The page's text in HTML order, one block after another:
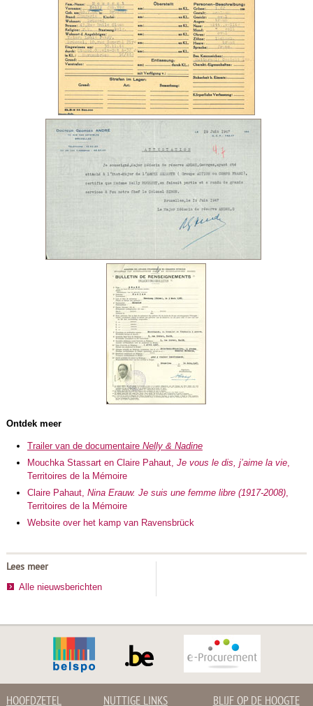
Ontdek meer
Trailer van de documentaire Nelly & Nadine
Mouchka Stassart en Claire Pahaut, Je vous le dis, j’aime la vie,
Territoires de la Mémoire
Claire Pahaut, Nina Erauw. Je suis une femme libre (1917-2008),
Territoires de la Mémoire
Website over het kamp van Ravensbrück
Lees meer
Alle nieuwsberichten
HOOFDZETEL NUTTIGE LINKS BLIJF OP DE HOOGTE